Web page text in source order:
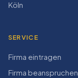
Köln
SERVICE
Firma eintragen
Firma beanspruchen